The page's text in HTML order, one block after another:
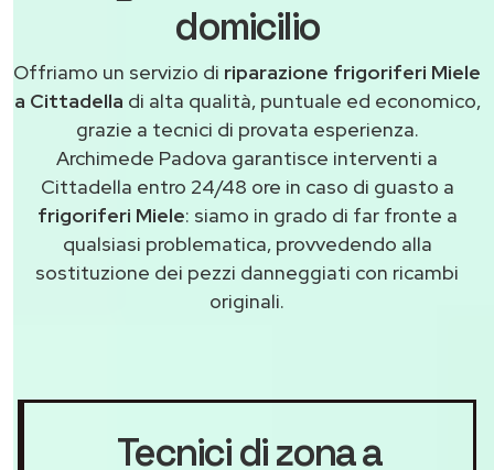
domicilio
Offriamo un servizio di riparazione frigoriferi Miele
a Cittadella di alta qualità, puntuale ed economico,
grazie a tecnici di provata esperienza.
Archimede Padova garantisce interventi a
Cittadella entro 24/48 ore in caso di guasto a
frigoriferi Miele: siamo in grado di far fronte a
qualsiasi problematica, provvedendo alla
sostituzione dei pezzi danneggiati con ricambi
originali.
Tecnici di zona a